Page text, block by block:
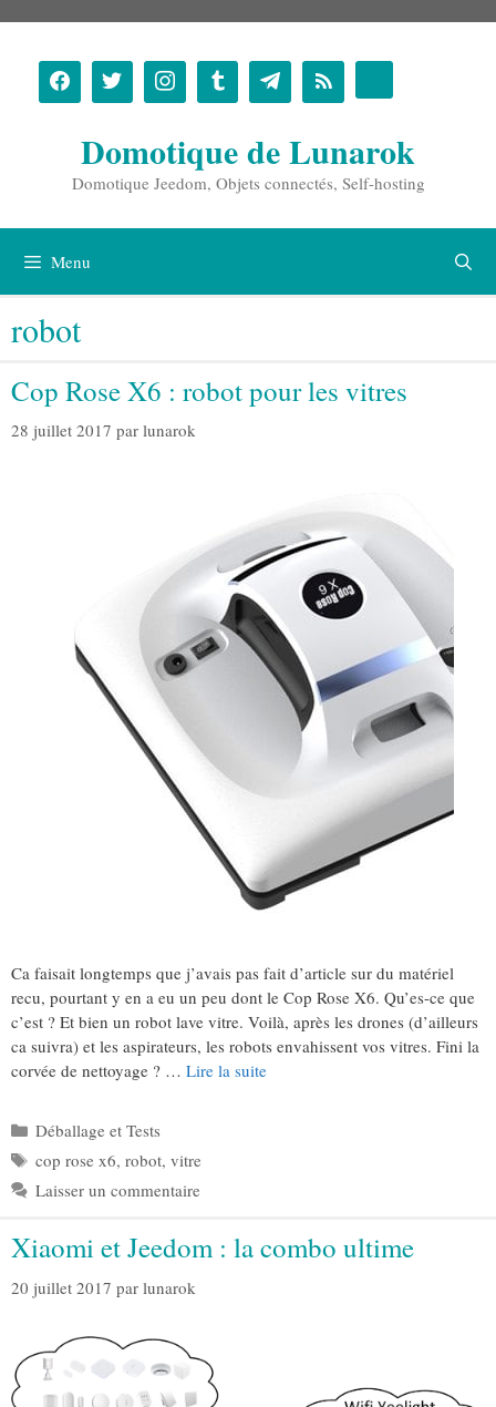
contenu
Domotique de Lunarok
Domotique Jeedom, Objets connectés, Self-hosting
Menu
robot
Cop Rose X6 : robot pour les vitres
28 juillet 2017 par lunarok
Ca faisait longtemps que j’avais pas fait d’article sur du matériel
recu, pourtant y en a eu un peu dont le Cop Rose X6. Qu’es-ce que
c’est ? Et bien un robot lave vitre. Voilà, après les drones (d’ailleurs
ca suivra) et les aspirateurs, les robots envahissent vos vitres. Fini la
corvée de nettoyage ? … Lire la suite
Catégories
Déballage et Tests
Étiquettes
cop rose x6, robot, vitre
Laisser un commentaire
Xiaomi et Jeedom : la combo ultime
20 juillet 2017 par lunarok